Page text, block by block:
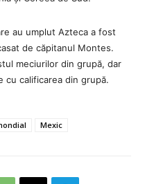
au umplut Azteca a fost
de căpitanul Montes.
meciurilor din grupă, dar
cu calificarea din grupă.
Mexic